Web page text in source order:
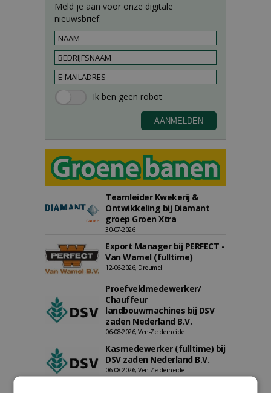
Meld je aan voor onze digitale
nieuwsbrief.
Teamleider Kwekerij &
Ontwikkeling bij Diamant
groep Groen Xtra
30-07-2026
Export Manager bij PERFECT -
Van Wamel (fulltime)
12-06-2026, Dreumel
Proefveldmedewerker/
Chauffeur
landbouwmachines bij DSV
zaden Nederland B.V.
06-08-2026, Ven-Zelderheide
Kasmedewerker (fulltime) bij
DSV zaden Nederland B.V.
06-08-2026, Ven-Zelderheide